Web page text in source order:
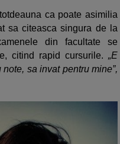
ca poate asimilia
sa citeasca singura de la
din facultate se
citind rapid cursurile. „E
sa invat pentru mine”,